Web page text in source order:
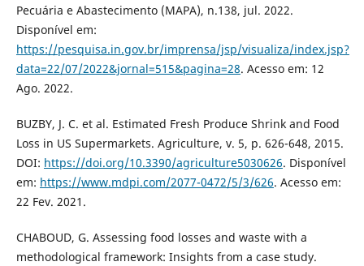
Pecuária e Abastecimento (MAPA), n.138, jul. 2022.
Disponível em:
https://pesquisa.in.gov.br/imprensa/jsp/visualiza/index.jsp?
data=22/07/2022&jornal=515&pagina=28. Acesso em: 12
Ago. 2022.
BUZBY, J. C. et al. Estimated Fresh Produce Shrink and Food
Loss in US Supermarkets. Agriculture, v. 5, p. 626-648, 2015.
DOI: https://doi.org/10.3390/agriculture5030626. Disponível
em: https://www.mdpi.com/2077-0472/5/3/626. Acesso em:
22 Fev. 2021.
CHABOUD, G. Assessing food losses and waste with a
methodological framework: Insights from a case study.